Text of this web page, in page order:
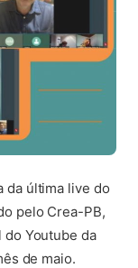
da última live do
pelo Crea-PB,
Youtube da
de maio.